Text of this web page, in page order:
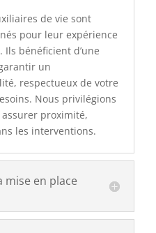
de vie sont
pour leur expérience
bénéficient d’une
un
respectueux de votre
Nous privilégions
proximité,
les interventions.
mise en place